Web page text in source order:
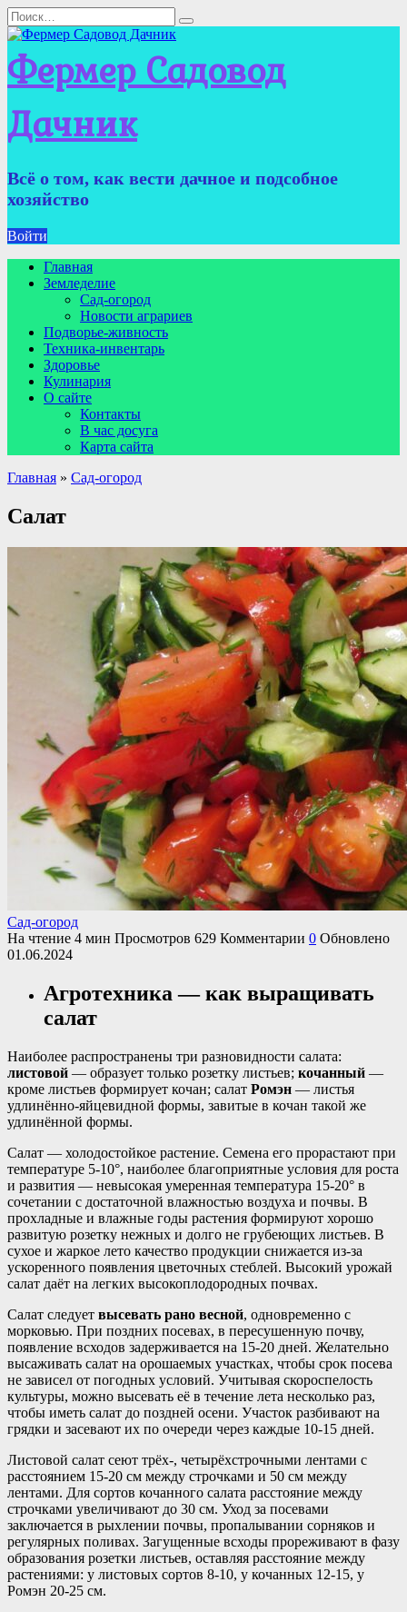
Перейти
к
содержанию
Search
for:
Фермер Садовод
Дачник
Всё о том, как вести дачное и подсобное
хозяйство
Войти
Главная
Земледелие
Сад-огород
Новости аграриев
Подворье-живность
Техника-инвентарь
Здоровье
Кулинария
О сайте
Контакты
В час досуга
Карта сайта
Главная » Сад-огород
Салат
Сад-огород
На чтение 4 мин Просмотров 629 Комментарии 0 Обновлено
01.06.2024
Агротехника — как выращивать
салат
Наиболее распространены три разновидности салата:
листовой — образует только розетку листьев; кочанный —
кроме листьев формирует кочан; салат Ромэн — листья
удлинённо-яйцевидной формы, завитые в кочан такой же
удлинённой формы.
Салат — холодостойкое растение. Семена его прорастают при
температуре 5-10°, наиболее благоприятные условия для роста
и развития — невысокая умеренная температура 15-20° в
сочетании с достаточной влажностью воздуха и почвы. В
прохладные и влажные годы растения формируют хорошо
развитую розетку нежных и долго не грубеющих листьев. В
сухое и жаркое лето качество продукции снижается из-за
ускоренного появления цветочных стеблей. Высокий урожай
салат даёт на легких высокоплодородных почвах.
Салат следует высевать рано весной, одновременно с
морковью. При поздних посевах, в пересушенную почву,
появление всходов задерживается на 15-20 дней. Желательно
высаживать салат на орошаемых участках, чтобы срок посева
не зависел от погодных условий. Учитывая скороспелость
культуры, можно высевать её в течение лета несколько раз,
чтобы иметь салат до поздней осени. Участок разбивают на
грядки и засевают их по очереди через каждые 10-15 дней.
Листовой салат сеют трёх-, четырёхстрочными лентами с
расстоянием 15-20 см между строчками и 50 см между
лентами. Для сортов кочанного салата расстояние между
строчками увеличивают до 30 см. Уход за посевами
заключается в рыхлении почвы, пропалывании сорняков и
регулярных поливах. Загущенные всходы прореживают в фазу
образования розетки листьев, оставляя расстояние между
растениями: у листовых сортов 8-10, у кочанных 12-15, у
Ромэн 20-25 см.